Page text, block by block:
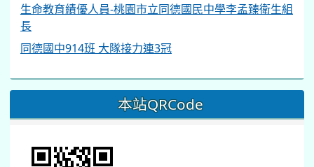
生命教育績優人員-桃園市立同德國民中學李孟臻衛生組
長
同德國中914班 大隊接力連3冠
本站QRCode